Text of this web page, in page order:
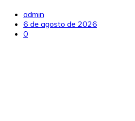
admin
6 de agosto de 2026
0